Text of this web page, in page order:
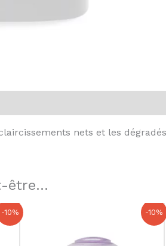
nets et les
être...
-10% -10%
était : est :